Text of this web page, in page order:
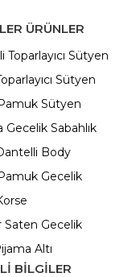
ÜRÜNLER
Toparlayıcı Sütyen
Sütyen
Sütyen
Gecelik Sabahlık
Body
Gecelik
Saten Gecelik
Altı
BILGILER